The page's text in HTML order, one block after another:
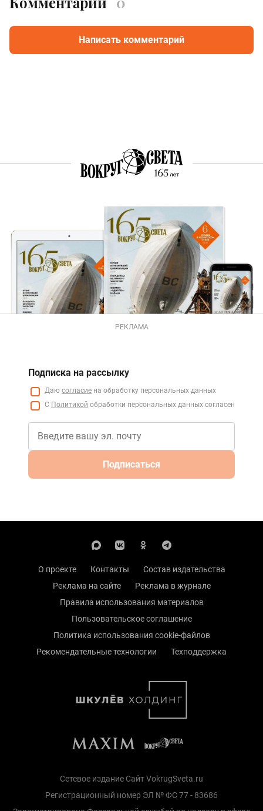
Написать комментарий
РЕКЛАМА
Подписка на рассылку
Даю согласие на обработку персональных данных
С Политикой обработки персональных данных согласен
Подписаться
О проекте Контакты
Состав издательства
Реклама на сайте
Реклама в журнале
Правила использования материалов
Пользовательское соглашение
Политика использования cookie-файлов
Рекомендательные технологии
Техподдержка
Сетевое издание Сайт VokrugSveta.ru
Регистрационный номер ЭЛ № ФС 77 - 83686